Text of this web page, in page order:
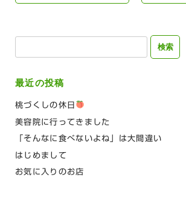
検
最近の投稿
桃づくしの休日
美容院に行ってきました
「そんなに食べないよね」は大間違い
はじめまして
お気に入りのお店